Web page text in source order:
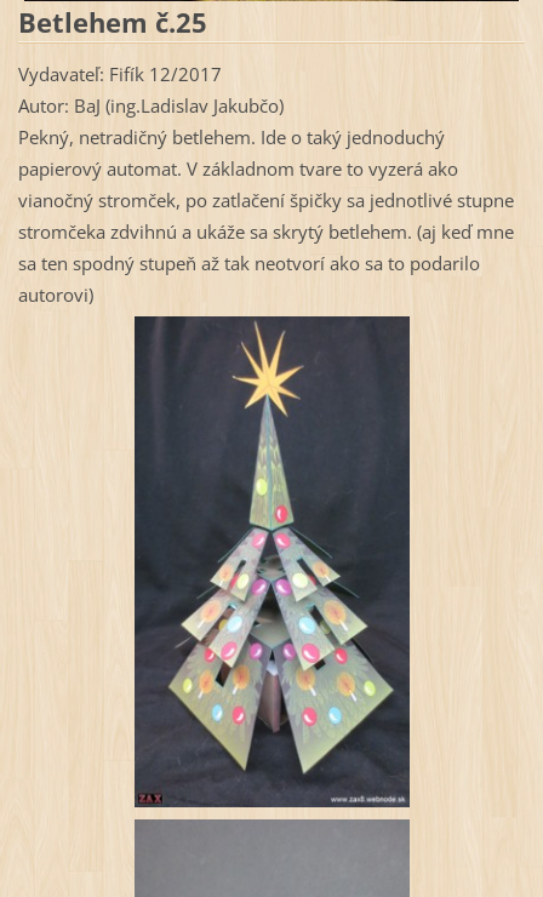
Betlehem č.25
Vydavateľ: Fifík 12/2017
Autor: BaJ (ing.Ladislav Jakubčo)
Pekný, netradičný betlehem. Ide o taký jednoduchý
papierový automat. V základnom tvare to vyzerá ako
vianočný stromček, po zatlačení špičky sa jednotlivé stupne
stromčeka zdvihnú a ukáže sa skrytý betlehem. (aj keď mne
sa ten spodný stupeň až tak neotvorí ako sa to podarilo
autorovi)